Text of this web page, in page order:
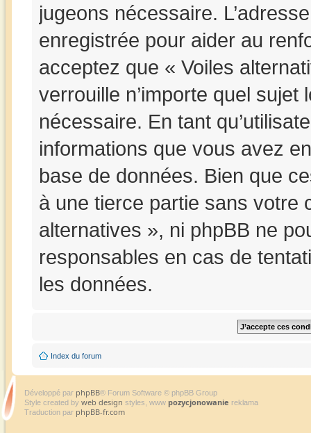
jugeons nécessaire.
enregistrée pour aider au
acceptez que « Voiles
verrouille n’importe quel
nécessaire. En tant
informations que vous avez
base de données. Bien que
à une tierce partie sans votre
alternatives », ni phpBB ne
responsables en cas de
les données.
Index du forum
Développé par phpBB® Forum Software © phpBB Group
Style created by web design styles, www pozycjonowanie reklama
Traduction par phpBB-fr.com